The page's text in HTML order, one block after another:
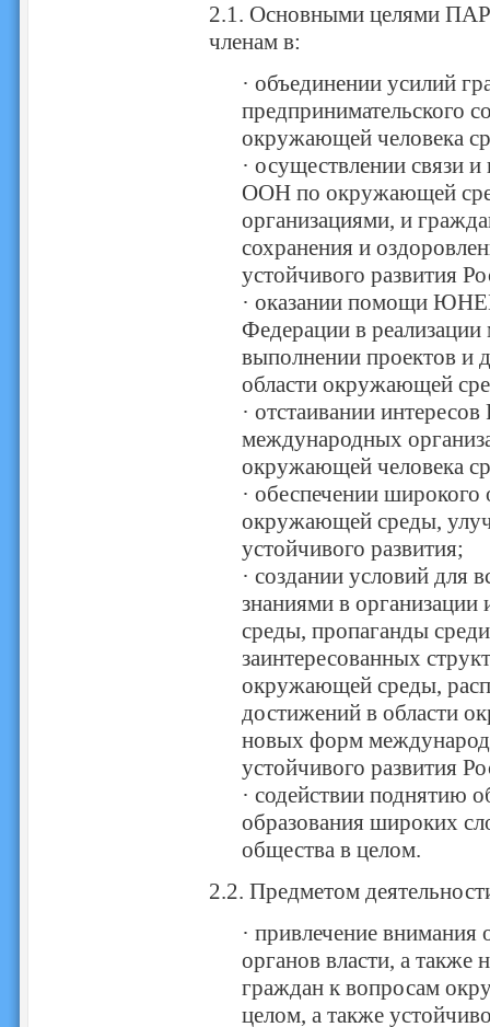
2.1. Основными целями
членам в:
· объединении усилий
предпринимательского
окружающей человека
· осуществлении связи
ООН по окружающей
организациями, и
сохранения и
устойчивого развития
· оказании помощи
Федерации в
выполнении проектов и
области окружающей
· отстаивании
международных
окружающей человека
· обеспечении
окружающей среды,
устойчивого развития;
· создании условий для
знаниями в
среды, пропаганды
заинтересованных
окружающей среды,
достижений в области
новых форм
устойчивого развития
· содействии поднятию
образования широких
общества в целом.
2.2. Предметом
· привлечение
органов власти, а также
граждан к вопросам
целом, а также